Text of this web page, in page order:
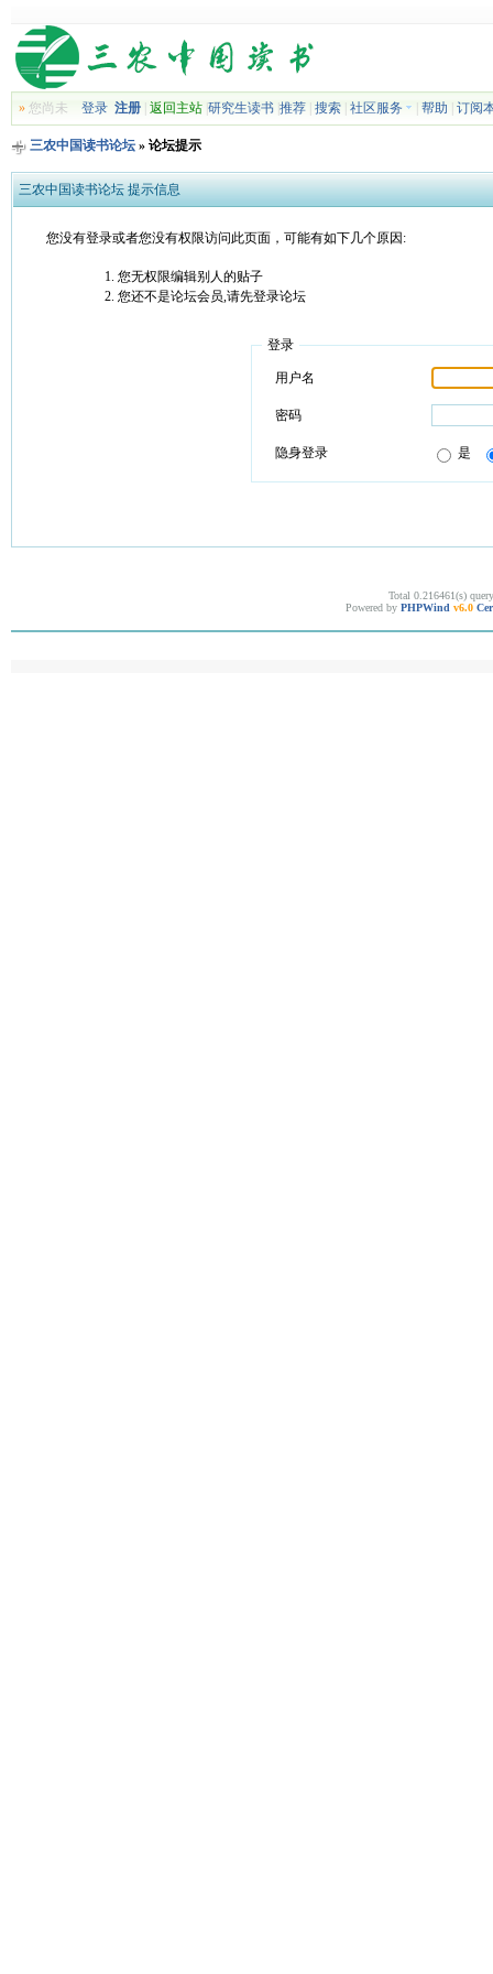
»您尚未 登录 注册| 返回主站| 研究生读书| 推荐| 搜索| 社区服务 帮助 订阅
三农中国读书论坛» 论坛提示
三农中国读书论坛 提示信息
您没有登录或者您没有权限访问此页面，可能有如下几个原因:
您无权限编辑别人的贴子
您还不是论坛会员,请先登录论坛
登录
用户名
密码
隐身登录 是
Total 0.216461(s)
Powered by PHPWind v6.0